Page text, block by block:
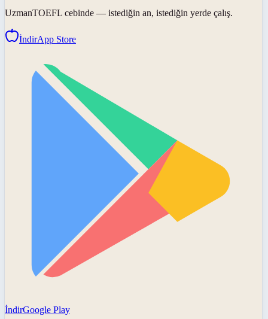
UzmanTOEFL cebinde — istediğin an, istediğin yerde çalış.
İndirApp Store
İndirGoogle Play